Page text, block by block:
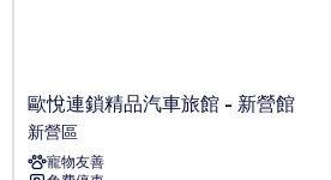
歐
悅
連
鎖
歐悅連鎖精品汽車旅館 - 新營館
新營區
寵物友善